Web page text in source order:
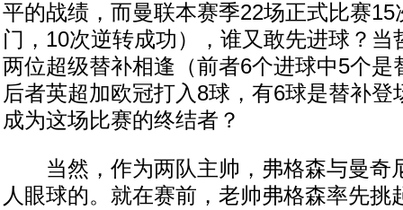
平的战绩，而曼联本赛季22场正式比赛15
门，10次逆转成功），谁又敢先进球？当
两位超级替补相逢（前者6个进球中5个是
后者英超加欧冠打入8球，有6球是替补登
成为这场比赛的终结者？
当然，作为两队主帅，弗格森与曼奇
人眼球的。就在赛前，老帅弗格森率先挑